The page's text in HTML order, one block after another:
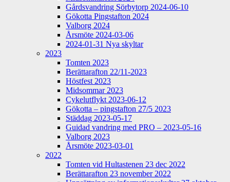
Gårdsvandring Sörbytorp 2024-06-10
Gökotta Pingstafton 2024
Valborg 2024
Årsmöte 2024-03-06
2024-01-31 Nya skyltar
2023
Tomten 2023
Berättarafton 22/11-2023
Höstfest 2023
Midsommar 2023
Cykelutflykt 2023-06-12
Gökotta – pingstafton 27/5 2023
Städdag 2023-05-17
Guidad vandring med PRO – 2023-05-16
Valborg 2023
Årsmöte 2023-03-01
2022
Tomten vid Hultastenen 23 dec 2022
Berättarafton 23 november 2022